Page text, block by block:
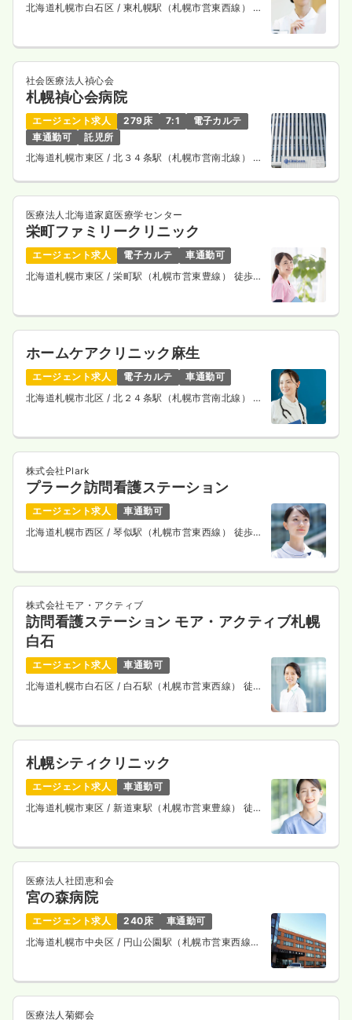
北海道札幌市白石区 / 東札幌駅（札幌市営東西線） 徒
社会医療法人禎心会
札幌禎心会病院
エージェント求人 279床 7:1
電子カルテ
車通勤可
託児所
北海道札幌市東区 / 北３４条駅（札幌市営南北線） 徒
医療法人北海道家庭医療学センター
栄町ファミリークリニック
エージェント求人 電子カルテ
車通勤可
北海道札幌市東区 / 栄町駅（札幌市営東豊線） 徒歩1
ホームケアクリニック麻生
エージェント求人 電子カルテ
車通勤可
北海道札幌市北区 / 北２４条駅（札幌市営南北線） 徒
株式会社Plark
プラーク訪問看護ステーション
エージェント求人
車通勤可
北海道札幌市西区 / 琴似駅（札幌市営東西線） 徒歩
株式会社モア・アクティブ
訪問看護ステーション モア・アクティブ札幌
白石
エージェント求人
車通勤可
北海道札幌市白石区 / 白石駅（札幌市営東西線） 徒歩
札幌シティクリニック
エージェント求人
車通勤可
北海道札幌市東区 / 新道東駅（札幌市営東豊線） 徒歩
医療法人社団恵和会
宮の森病院
エージェント求人 240床
車通勤可
北海道札幌市中央区 / 円山公園駅（札幌市営東西線）
医療法人菊郷会